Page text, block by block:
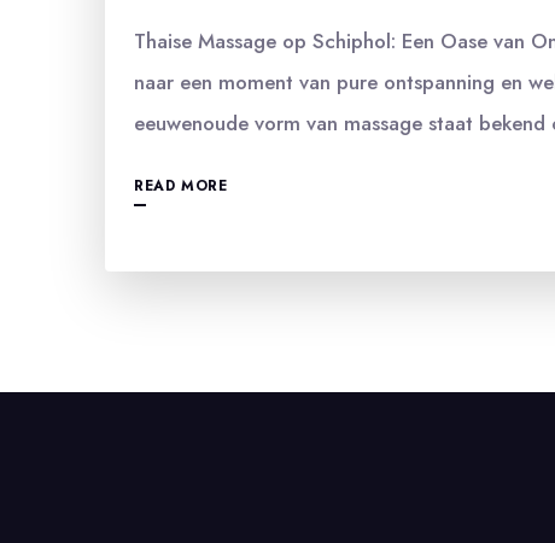
Thaise Massage op Schiphol: Een Oase van
naar een moment van pure ontspanning en
eeuwenoude vorm van massage staat
READ MORE